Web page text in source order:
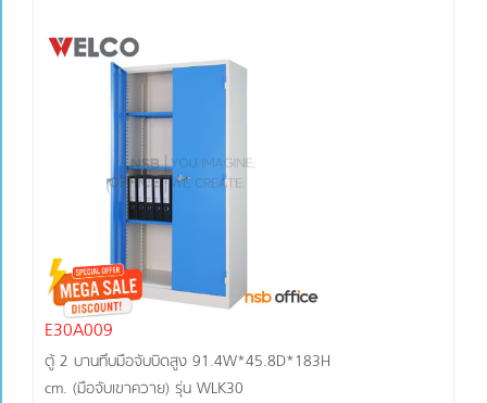
E30A009
ตู้ 2 บานทึบมือจับบิดสูง 91.4W*45.8D*183H
cm. (มือจับเขาควาย) รุ่น WLK30